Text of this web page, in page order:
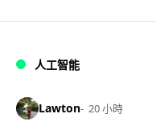
人工智能
Lawton 20 小時